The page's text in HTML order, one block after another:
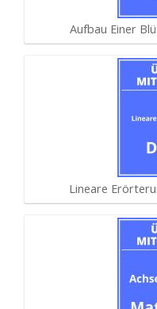
Aufbau Einer
Lineare